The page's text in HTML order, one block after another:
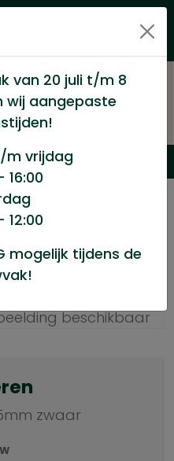
een eerlijke prijs
zwaar
zwaar
van 20 juli t/m 8
wij aangepaste
m vrijdag
16:00
12:00
mogelijk tijdens de